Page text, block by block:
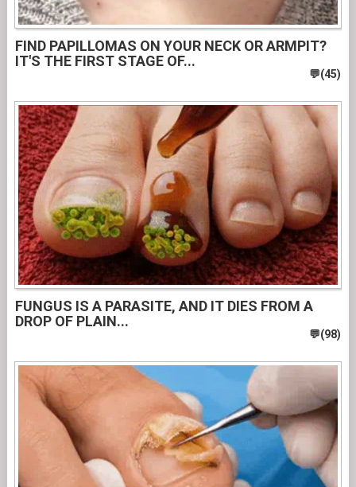
FIND PAPILLOMAS ON YOUR NECK OR ARMPIT?
IT'S THE FIRST STAGE OF...
FUNGUS IS A PARASITE, AND IT DIES FROM A
DROP OF PLAIN...